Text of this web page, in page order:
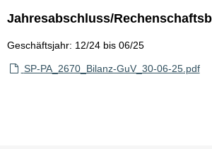
Jahresabschluss/
Geschäftsjahr: 12/24 bis 06/25
SP-PA_2670_Bilanz-GuV_30-06-25.pdf